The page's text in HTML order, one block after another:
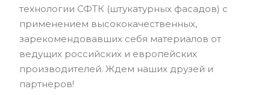
технологии СФТК (штукатурных фасадов) с
применением высококачественных,
зарекомендовавших себя материалов от
ведущих российских и европейских
производителей. Ждем наших друзей и
партнеров!